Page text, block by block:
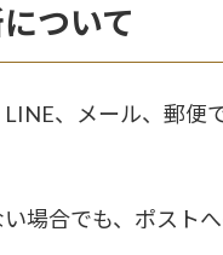
ついて
、メール、郵便
場合でも、ポスト